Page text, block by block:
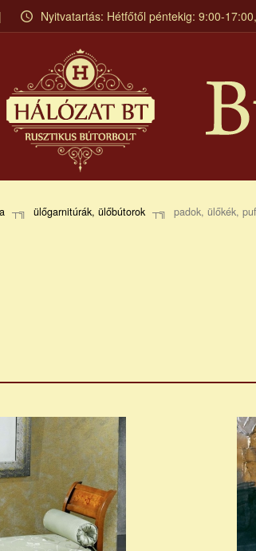
Nyitvatartás: Hétfőtől péntekig: 9:00-
ülőgarnitúrák, ülőbútorok padok, ülőkék,